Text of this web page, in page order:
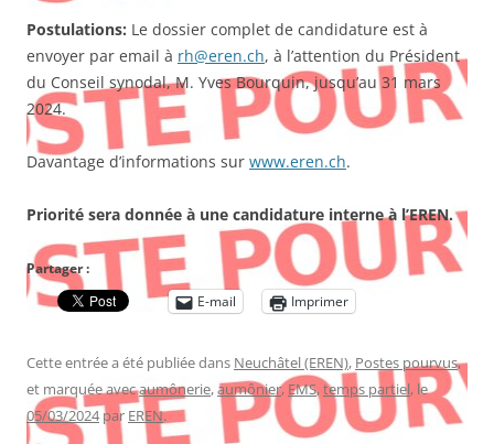
Postulations: Le dossier complet de candidature est à
envoyer par email à rh@eren.ch, à l’attention du Président
du Conseil synodal, M. Yves Bourquin, jusqu’au 31 mars
2024.
Davantage d’informations sur www.eren.ch.
Priorité sera donnée à une candidature interne à l’EREN.
Partager :
E-mail
Imprimer
Cette entrée a été publiée dans Neuchâtel (EREN), Postes pourvus,
et marquée avecaumônerie,aumônier,EMS,temps partiel, le
05/03/2024 par EREN.